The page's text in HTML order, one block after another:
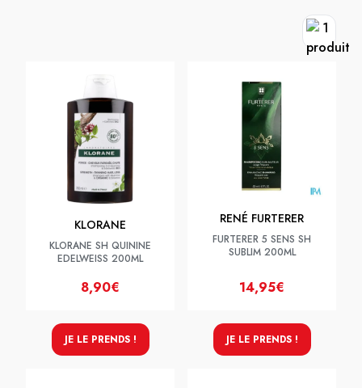
KLORANE
KLORANE SH QUININE
EDELWEISS 200ML
8,90€
JE LE PRENDS !
RENÉ FURTERER
FURTERER 5 SENS SH
SUBLIM 200ML
14,95€
JE LE PRENDS !